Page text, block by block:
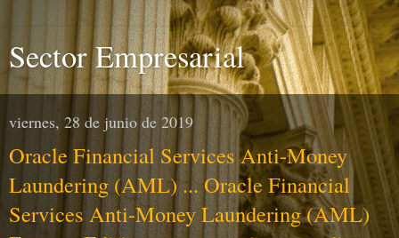
Sector Empresarial
viernes, 28 de junio de 2019
Oracle Financial Services Anti-Money
Laundering (AML) ... Oracle Financial
Services Anti-Money Laundering (AML)